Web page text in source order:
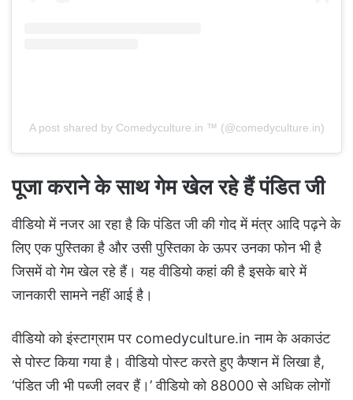
A post shared by Comedyculture.in ™ (@comedyculture.in)
पूजा कराने के साथ गेम खेल रहे हैं पंडित जी
वीडियो में नजर आ रहा है कि पंडित जी की गोद में मंत्र आदि पढ़ने के
लिए एक पुस्तिका है और उसी पुस्तिका के ऊपर उनका फोन भी है
जिसमें वो गेम खेल रहे हैं। यह वीडियो कहां की है इसके बारे में
जानकारी सामने नहीं आई है।
वीडियो को इंस्टाग्राम पर comedyculture.in नाम के अकाउंट
से पोस्ट किया गया है। वीडियो पोस्ट करते हुए कैप्शन में लिखा है,
‘पंडित जी भी पब्जी लवर हैं।’ वीडियो को 88000 से अधिक लोगों